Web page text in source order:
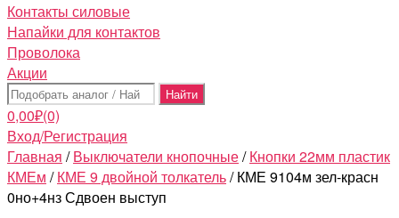
Контакты силовые
Напайки для контактов
Проволока
Акции
Поиск:
0,00₽(0)
Вход/Регистрация
Главная /Выключатели кнопочные/Кнопки 22мм пластик
КМЕм /КМЕ 9 двойной толкатель/ КМЕ 9104м зел-красн
0но+4нз Сдвоен выступ